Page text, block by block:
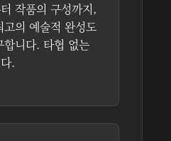
작품의 구성까지,
의 예술적 완성도
니다. 타협 없는
.